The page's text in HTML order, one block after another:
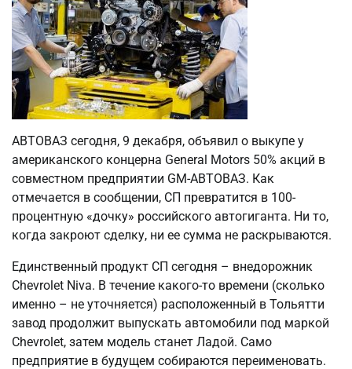
АВТОВАЗ сегодня, 9 декабря, объявил о выкупе у
американского концерна General Motors 50% акций в
совместном предприятии GM-АВТОВАЗ. Как
отмечается в сообщении, СП превратится в 100-
процентную «дочку» российского автогиганта. Ни то,
когда закроют сделку, ни ее сумма не раскрываются.
Единственный продукт СП сегодня – внедорожник
Chevrolet Niva. В течение какого-то времени (сколько
именно – не уточняется) расположенный в Тольятти
завод продолжит выпускать автомобили под маркой
Chevrolet, затем модель станет Ладой. Само
предприятие в будущем собираются переименовать.